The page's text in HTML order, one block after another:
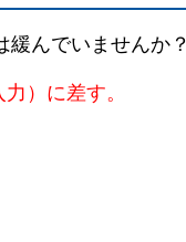
んでいませんか？
）に差す。